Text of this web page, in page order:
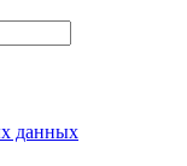
данных